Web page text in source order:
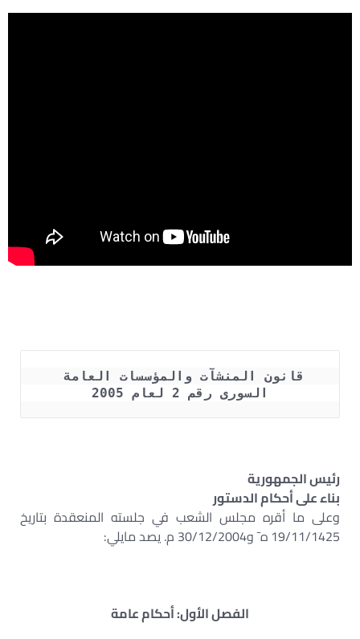
السورى رقم 2 لعام 2005
رئيس الجمهورية‏
بناء على أحكام الدستور‏
وعلى ما أقره مجلس الشعب في جلسته المنعقدة بتاريخ
19/11/1425 ه¯ و30/12/2004 م. يصد مايلي:‏
الفصل الأول: أحكام عامة‏